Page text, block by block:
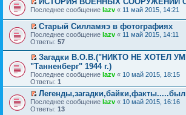
у
о
о
б
щ
е
н
и
ю
и
а
н
н
о
м
у
с
о
о
б
щ
е
н
е
п
о
ч
и
т
а
н
н
о
м
у
с
о
о
м
н
е
п
р
о
ч
и
т
а
н
н
о
м
е
р
в
о
м
у
н
е
п
р
о
ч
и
т
а
т
к
п
е
р
в
о
м
у
н
е
п
р
о
П
р
е
й
т
и
к
п
е
р
в
о
м
у
Последнее сообщение lazv « 11 май 2015, 14:21
П
е
е
й
т
и
к
п
е
р
в
Старый Силламяэ в фотографиях
Последнее сообщение lazv « 11 май 2015, 14:11
Ответы: 57
П
е
р
е
й
т
и
Загадки В.О.В.("НИКТО НЕ ХОТЕЛ
"Танненберг" 1944 г.)
Последнее сообщение lazv « 10 май 2015, 18:15
Ответы: 1
П
е
Последнее сообщение lazv « 10 май 2015, 16:16
Ответы: 13